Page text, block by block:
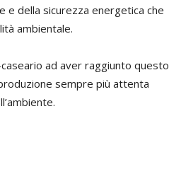
e della sicurezza energetica che
ambientale.
ad aver raggiunto questo
sempre più attenta